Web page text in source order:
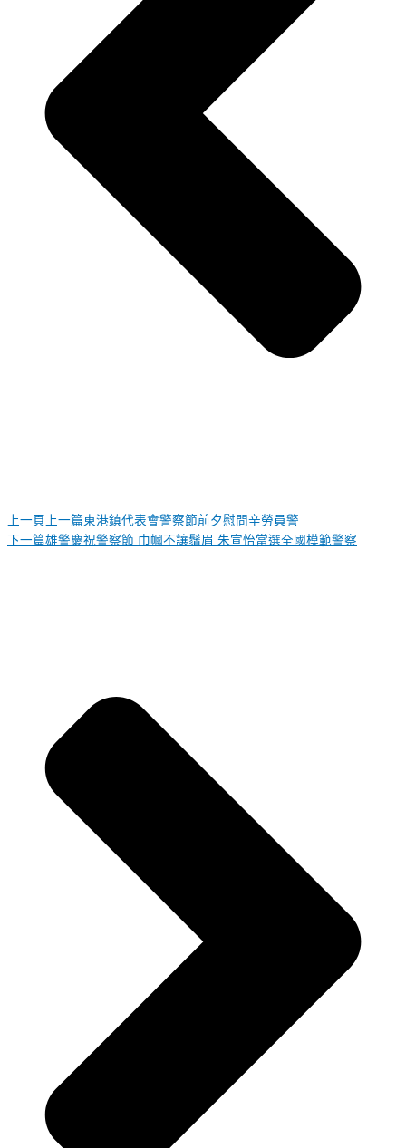
上一頁 上一篇東港鎮代表會警察節前夕慰問辛勞員警
下一篇雄警慶祝警察節 巾幗不讓鬚眉 朱宣怡當選全國模範警察